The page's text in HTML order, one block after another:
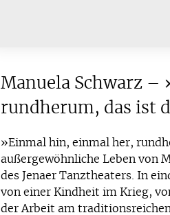
Manuela Schwarz
rundherum, das ist
»Einmal hin, einmal her,
außergewöhnliche Leben von
des Jenaer Tanztheaters. In
von einer Kindheit im Krieg,
der Arbeit am